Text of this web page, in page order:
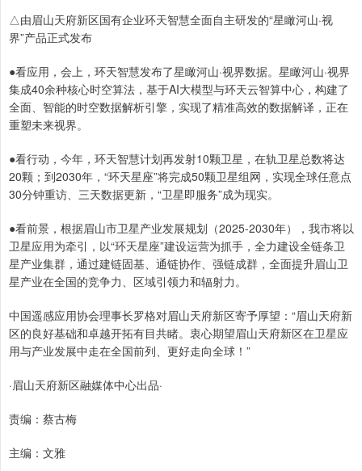
△由眉山天府新区国有企业环天智慧全面自主研发的“星瞰河山·视
界”产品正式发布
●看应用，会上，环天智慧发布了星瞰河山·视界数据。星瞰河山·视界
集成40余种核心时空算法，基于AI大模型与环天云智算中心，构建了
全面、智能的时空数据解析引擎，实现了精准高效的数据解译，正在
重塑未来视界。
●看行动，今年，环天智慧计划再发射10颗卫星，在轨卫星总数将达
20颗；到2030年，“环天星座”将完成50颗卫星组网，实现全球任意点
30分钟重访、三天数据更新，“卫星即服务”成为现实。
●看前景，根据眉山市卫星产业发展规划（2025-2030年），我市将以
卫星应用为牵引，以“环天星座”建设运营为抓手，全力建设全链条卫
星产业集群，通过建链固基、通链协作、强链成群，全面提升眉山卫
星产业在全国的竞争力、区域引领力和辐射力。
中国遥感应用协会理事长罗格对眉山天府新区寄予厚望：“眉山天府新
区的良好基础和卓越开拓有目共睹。衷心期望眉山天府新区在卫星应
用与产业发展中走在全国前列、更好走向全球！”
·眉山天府新区融媒体中心出品·
责编：蔡古梅
主编：文雅